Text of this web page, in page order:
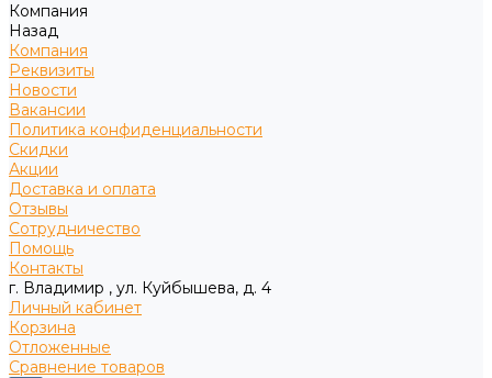
Компания
Назад
Компания
Реквизиты
Новости
Вакансии
Политика конфиденциальности
Скидки
Акции
Доставка и оплата
Отзывы
Сотрудничество
Помощь
Контакты
г. Владимир , ул. Куйбышева, д. 4
Личный кабинет
Корзина
Отложенные
Сравнение товаров